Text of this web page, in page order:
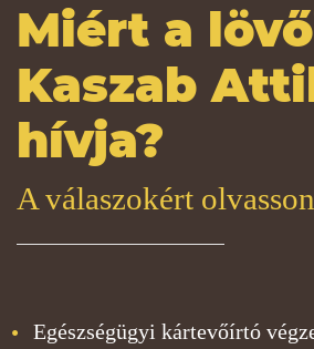
Miért a lövő
Kaszab
hívja?
A válaszokért
Egészségügyi kártevőírtó